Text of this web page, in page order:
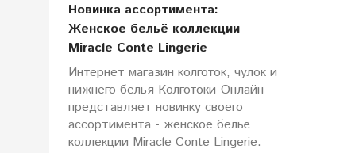
Новинка ассортимента:
Женское бельё коллекции
Miracle Conte Lingerie
Интернет магазин колготок, чулок и
нижнего белья Колготоки-Онлайн
представляет новинку своего
ассортимента - женское бельё
коллекции Miracle Conte Lingerie.